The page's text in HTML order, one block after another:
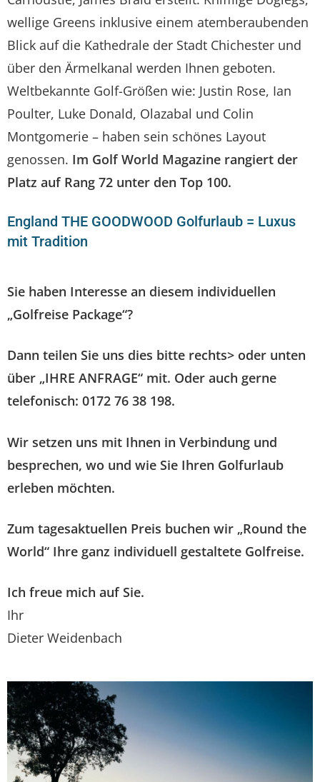
wellige Greens inklusive einem atemberaubenden
Blick auf die Kathedrale der Stadt Chichester und
über den Ärmelkanal werden Ihnen geboten.
Weltbekannte Golf-Größen wie: Justin Rose, Ian
Poulter, Luke Donald, Olazabal und Colin
Montgomerie – haben sein schönes Layout
genossen. Im Golf World Magazine rangiert der
Platz auf Rang 72 unter den Top 100.
England THE GOODWOOD Golfurlaub = Luxus
mit Tradition
Sie haben Interesse an diesem individuellen
„Golfreise Package“?
Dann teilen Sie uns dies bitte rechts> oder unten
über „IHRE ANFRAGE“ mit. Oder auch gerne
telefonisch: 0172 76 38 198.
Wir setzen uns mit Ihnen in Verbindung und
besprechen, wo und wie Sie Ihren Golfurlaub
erleben möchten.
Zum tagesaktuellen Preis buchen wir „Round the
World“ Ihre ganz individuell gestaltete Golfreise.
Ich freue mich auf Sie.
Ihr
Dieter Weidenbach